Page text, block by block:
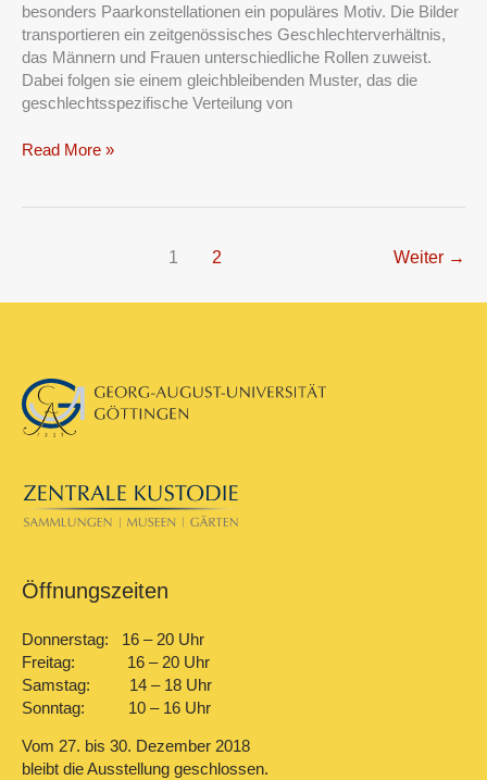
besonders Paarkonstellationen ein populäres Motiv. Die Bilder
transportieren ein zeitgenössisches Geschlechterverhältnis,
das Männern und Frauen unterschiedliche Rollen zuweist.
Dabei folgen sie einem gleichbleibenden Muster, das die
geschlechtsspezifische Verteilung von
Read More »
1 2 Weiter →
Öffnungszeiten
Donnerstag: 16 – 20 Uhr
Freitag: 16 – 20 Uhr
Samstag: 14 – 18 Uhr
Sonntag: 10 – 16 Uhr
Vom 27. bis 30. Dezember 2018
bleibt die Ausstellung geschlossen.